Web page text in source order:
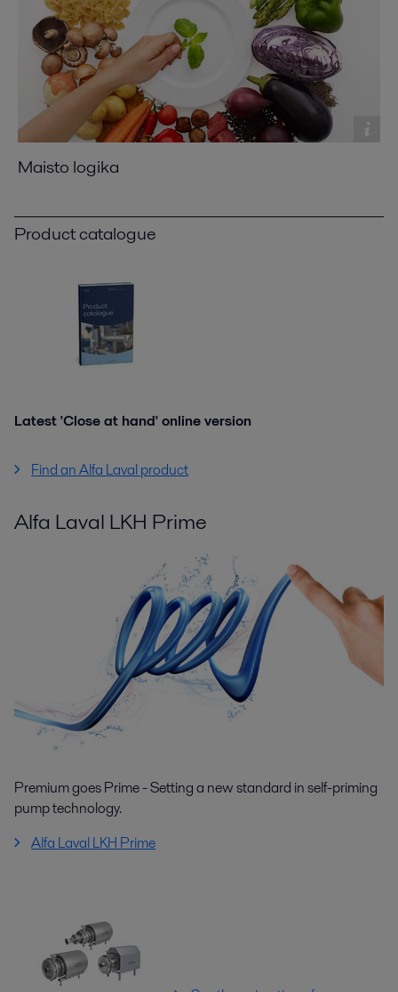
Maisto logika
Product catalogue
Latest 'Close at hand' online version
Find an Alfa Laval product
Alfa Laval LKH Prime
Premium goes Prime - Setting a new standard in self-priming
pump technology.
Alfa Laval LKH Prime